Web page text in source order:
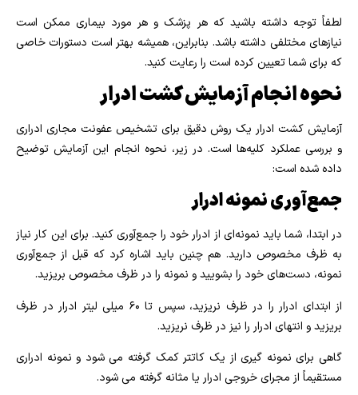
لطفاً توجه داشته باشید که هر پزشک و هر مورد بیماری ممکن است
نیازهای مختلفی داشته باشد. بنابراین، همیشه بهتر است دستورات خاصی
که برای شما تعیین کرده است را رعایت کنید.
نحوه انجام آزمایش کشت ادرار
آزمایش کشت ادرار یک روش دقیق برای تشخیص عفونت مجاری ادراری
و بررسی عملکرد کلیه‌ها است. در زیر، نحوه انجام این آزمایش توضیح
داده شده است:
جمع‌آوری نمونه ادرار
در ابتدا، شما باید نمونه‌ای از ادرار خود را جمع‌آوری کنید. برای این کار نیاز
به ظرف مخصوص دارید. هم چنین باید اشاره کرد که قبل از جمع‌آوری
نمونه، دست‌های خود را بشویید و نمونه را در ظرف مخصوص بریزید.
از ابتدای ادرار را در ظرف نریزید، سپس تا ۶۰ میلی لیتر ادرار در ظرف
بریزید و انتهای ادرار را نیز در ظرف نریزید.
گاهی برای نمونه گیری از یک کاتتر کمک گرفته می شود و نمونه ادراری
مستقیماً از مجرای خروجی ادرار یا مثانه گرفته می شود.